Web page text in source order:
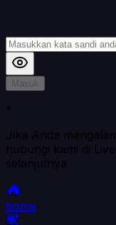
Masuk
*
Jika Anda
hubungi kami di
selanjutnya
home